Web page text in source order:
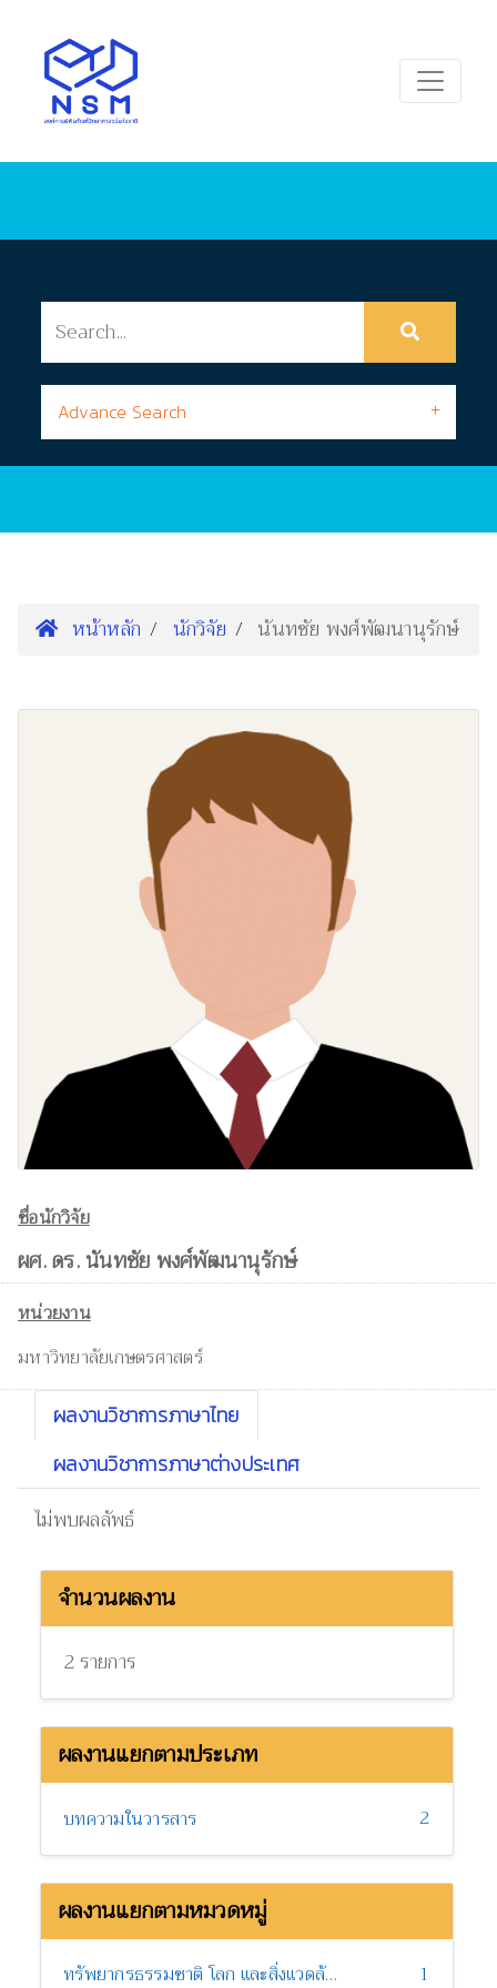
Advance Search
หน้าหลัก นักวิจัย นันทชัย พงศ์พัฒนานุรักษ์
ชื่อนักวิจัย
ผศ. ดร. นันทชัย พงศ์พัฒนานุรักษ์
หน่วยงาน
มหาวิทยาลัยเกษตรศาสตร์
ผลงานวิชาการภาษาไทย
ผลงานวิชาการภาษาต่างประเทศ
ไม่พบผลลัพธ์
จำนวนผลงาน
2 รายการ
ผลงานแยกตามประเภท
บทความในวารสาร 2
ผลงานแยกตามหมวดหมู่
ทรัพยากรธรรมชาติ โลก และสิ่งแวดล้อม 1